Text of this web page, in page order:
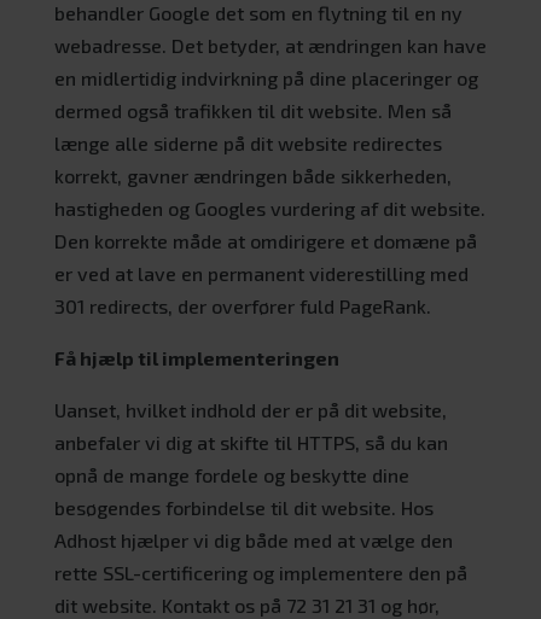
behandler Google det som en flytning til en ny
webadresse. Det betyder, at ændringen kan have
en midlertidig indvirkning på dine placeringer og
dermed også trafikken til dit website. Men så
længe alle siderne på dit website redirectes
korrekt, gavner ændringen både sikkerheden,
hastigheden og Googles vurdering af dit website.
Den korrekte måde at omdirigere et domæne på
er ved at lave en permanent viderestilling med
301 redirects, der overfører fuld PageRank.
Få hjælp til implementeringen
Uanset, hvilket indhold der er på dit website,
anbefaler vi dig at skifte til HTTPS, så du kan
opnå de mange fordele og beskytte dine
besøgendes forbindelse til dit website. Hos
Adhost hjælper vi dig både med at vælge den
rette SSL-certificering og implementere den på
dit website. Kontakt os på 72 31 21 31 og hør,